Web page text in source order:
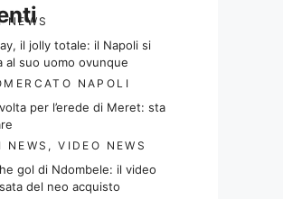
NEWS
il jolly totale: il Napoli si
al suo uomo ovunque
NAPOLI
per l’erede di Meret: sta
NEWS ,VIDEO NEWS
gol di Ndombele: il video
del neo acquisto